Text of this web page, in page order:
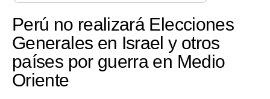
Economía
Mercados
Perú
Perú no realizará Elecciones
Generales en Israel y otros
países por guerra en Medio
Oriente